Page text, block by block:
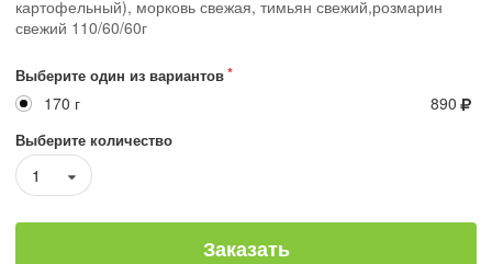
картофельный), морковь свежая, тимьян свежий,розмарин
свежий 110/60/60г
Выберите один из вариантов
170 г 890
Выберите количество
1
Заказать